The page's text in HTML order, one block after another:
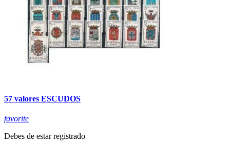
57 valores ESCUDOS
favorite
Debes de estar registrado